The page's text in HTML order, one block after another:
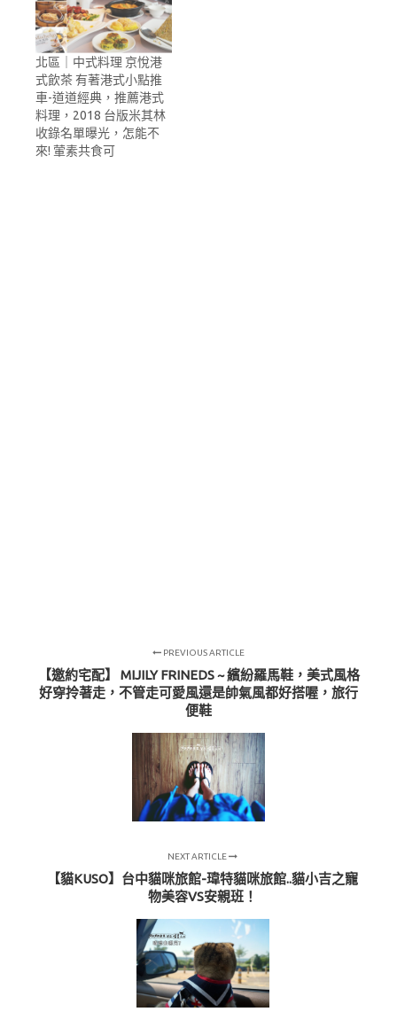
北區｜中式料理 京悅港
式飲茶 有著港式小點推
車-道道經典，推薦港式
料理，2018 台版米其林
收錄名單曝光，怎能不
來! 葷素共食可
PREVIOUS ARTICLE
【邀約宅配】 MIJILY FRINEDS ~ 繽紛羅馬鞋，美式風格
好穿拎著走，不管走可愛風還是帥氣風都好搭喔，旅行
便鞋
NEXT ARTICLE
【貓KUSO】台中貓咪旅館-瑋特貓咪旅館..貓小吉之寵
物美容VS安親班！